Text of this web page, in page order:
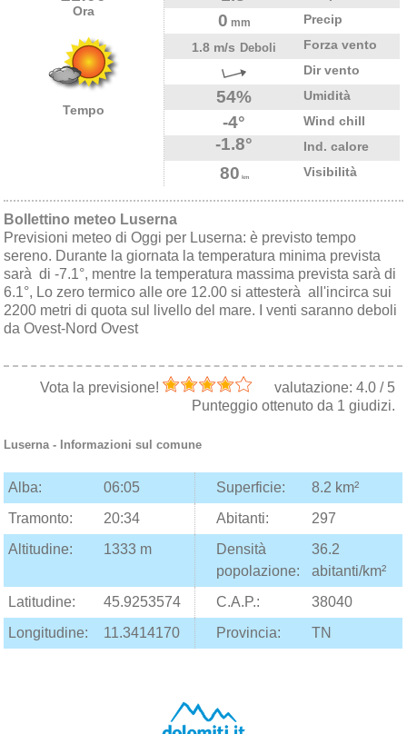
Ora
Tempo
0 mm
Precip
1.8 m/s Deboli
Forza vento
Dir vento
54% Umidità
-4° Wind chill
-1.8° Ind. calore
80 km Visibilità
Bollettino meteo Luserna
Previsioni meteo di Oggi per Luserna: è previsto tempo
sereno. Durante la giornata la temperatura minima prevista
sarà di -7.1°, mentre la temperatura massima prevista sarà di
6.1°, Lo zero termico alle ore 12.00 si attesterà all'incirca sui
2200 metri di quota sul livello del mare. I venti saranno deboli
da Ovest-Nord Ovest
Vota la previsione! valutazione: 4.0/ 5
Punteggio ottenuto da 1 giudizi.
Luserna- Informazioni sul comune
Alba: 06:05 Superficie:
8.2 km²
Tramonto:
20:34 Abitanti:
297
Altitudine:
1333 m
Densità
popolazione:
36.2
abitanti/km²
Latitudine:
45.9253574 C.A.P.:
38040
Longitudine:
11.3414170 Provincia: TN